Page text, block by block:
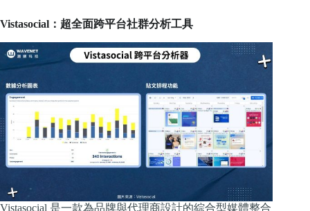
Vistasocial：超全面跨平台社群分析工具
Vistasocial 是一款為品牌與代理商設計的綜合型媒體整合